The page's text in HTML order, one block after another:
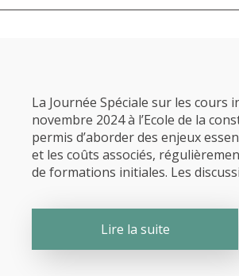
La Journée Spéciale sur les cours
novembre 2024 à l’Ecole de la
permis d’aborder des enjeux
et les coûts associés,
de formations initiales. Les
Lire la suite